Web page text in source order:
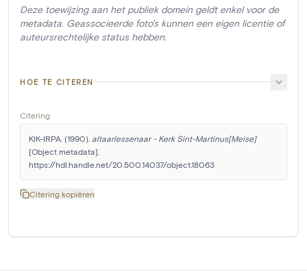
Deze toewijzing aan het publiek domein geldt enkel voor de
metadata. Geassocieerde foto's kunnen een eigen licentie of
auteursrechtelijke status hebben.
HOE TE CITEREN
Citering
KIK-IRPA. (1990). altaarlessenaar - Kerk Sint-Martinus[Meise]
[Object metadata].
https://hdl.handle.net/20.500.14037/object.18063
Citering kopiëren